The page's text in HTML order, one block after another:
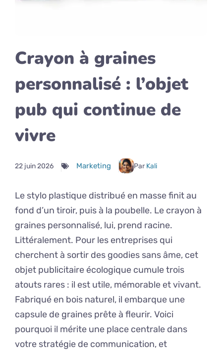
Crayon à graines
personnalisé : l’objet
pub qui continue de
vivre
22 juin 2026 Marketing Par Kali
Le stylo plastique distribué en masse finit au
fond d’un tiroir, puis à la poubelle. Le crayon à
graines personnalisé, lui, prend racine.
Littéralement. Pour les entreprises qui
cherchent à sortir des goodies sans âme, cet
objet publicitaire écologique cumule trois
atouts rares : il est utile, mémorable et vivant.
Fabriqué en bois naturel, il embarque une
capsule de graines prête à fleurir. Voici
pourquoi il mérite une place centrale dans
votre stratégie de communication, et